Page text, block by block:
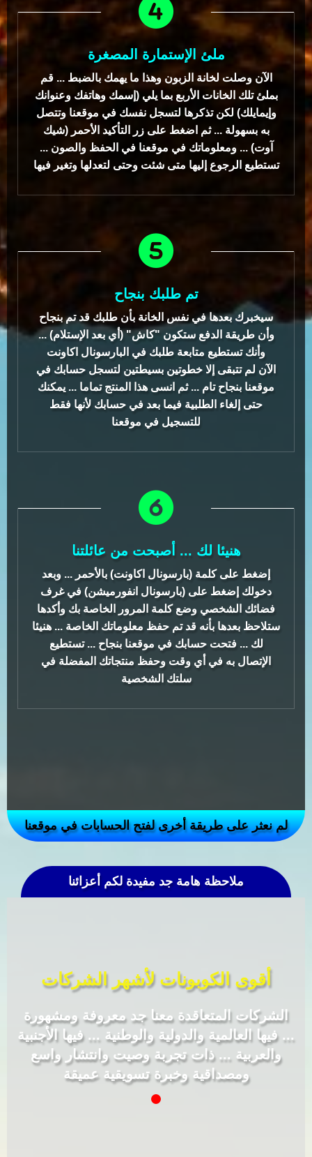
ملئ الإستمارة المصغرة
الآن وصلت لخانة الزبون وهذا ما يهمك بالضبط ... قم
بملئ تلك الخانات الأربع بما يلي (إسمك وهاتفك وعنوانك
وإيمايلك) لكن تذكرها لتسجل نفسك في موقعنا وتتصل
به بسهولة ... ثم اضغط على زر التأكيد الأحمر (شيك
آوت) ... ومعلوماتك في موقعنا في الحفظ والصون ...
تستطيع الرجوع إليها متى شئت وحتى لتعدلها وتغير فيها
تم طلبك بنجاح
سيخبرك بعدها في نفس الخانة بأن طلبك قد تم بنجاح
وأن طريقة الدفع ستكون "كاش" (أي بعد الإستلام) ...
وأنك تستطيع متابعة طلبك في البارسونال اكاونت
الآن لم تتبقى إلا خطوتين بسيطتين لتسجل حسابك في
موقعنا بنجاح تام ... ثم انسى هذا المنتج تماما ... يمكنك
حتى إلغاء الطلبية فيما بعد في حسابك لأنها فقط
للتسجيل في موقعنا
هنيئا لك ... أصبحت من عائلتنا
إضغط على كلمة (بارسونال اكاونت) بالأحمر ... وبعد
دخولك إضغط على (بارسونال انفورميشن) في غرف
فضائك الشخصي وضع كلمة المرور الخاصة بك وأكدها
ستلاحظ بعدها بأنه قد تم حفظ معلوماتك الخاصة ... هنيئا
لك ... فتحت حسابك في موقعنا بنجاح ... تستطيع
الإتصال به في أي وقت وحفظ منتجاتك المفضلة في
سلتك الشخصية
لم نعثر على طريقة أخرى لفتح الحسابات في موقعنا
ملاحظة هامة جد مفيدة لكم أعزائنا
أقوى الكوبونات لأشهر الشركات
الشركات المتعاقدة معنا جد معروفة ومشهورة
... فيها العالمية والدولية والوطنية ... فيها الأجنبية
والعربية ... ذات تجربة وصيت وانتشار واسع
ومصداقية وخبرة تسويقية عميقة